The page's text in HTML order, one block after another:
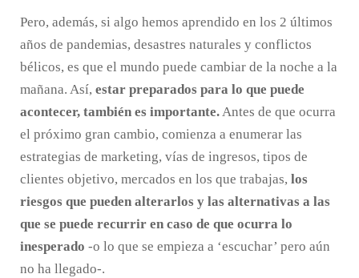
Pero, además, si algo hemos aprendido en los 2 últimos
años de pandemias, desastres naturales y conflictos
bélicos, es que el mundo puede cambiar de la noche a la
mañana. Así, estar preparados para lo que puede
acontecer, también es importante.Antes de que ocurra
el próximo gran cambio, comienza a enumerar las
estrategias de marketing, vías de ingresos, tipos de
clientes objetivo, mercados en los que trabajas, los
riesgos que pueden alterarlos y las alternativas a las
que se puede recurrir en caso de que ocurra lo
inesperado -o lo que se empieza a ‘escuchar’ pero aún
no ha llegado-.